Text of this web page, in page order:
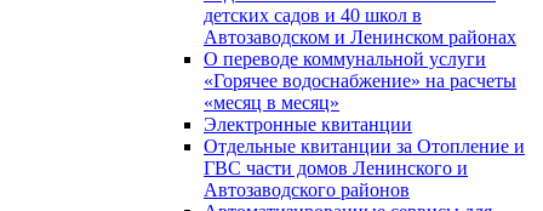
детских садов и 40 школ в
Автозаводском и Ленинском районах
О переводе коммунальной услуги
«Горячее водоснабжение» на расчеты
«месяц в месяц»
Электронные квитанции
Отдельные квитанции за Отопление и
ГВС части домов Ленинского и
Автозаводского районов